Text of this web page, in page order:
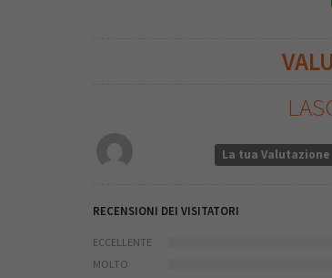
La tua Valutazione
RECENSIONI DEI VISITATORI
ECCELLENTE
MOLTO